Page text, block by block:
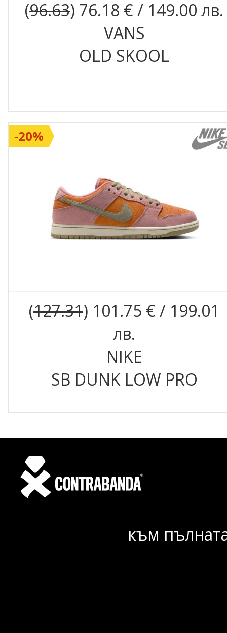
(96.63) 76.18 € / 149.00 лв.
VANS
OLD SKOOL
(127.31) 101.75 € / 199.01
лв.
NIKE
SB DUNK LOW PRO
-20%
към